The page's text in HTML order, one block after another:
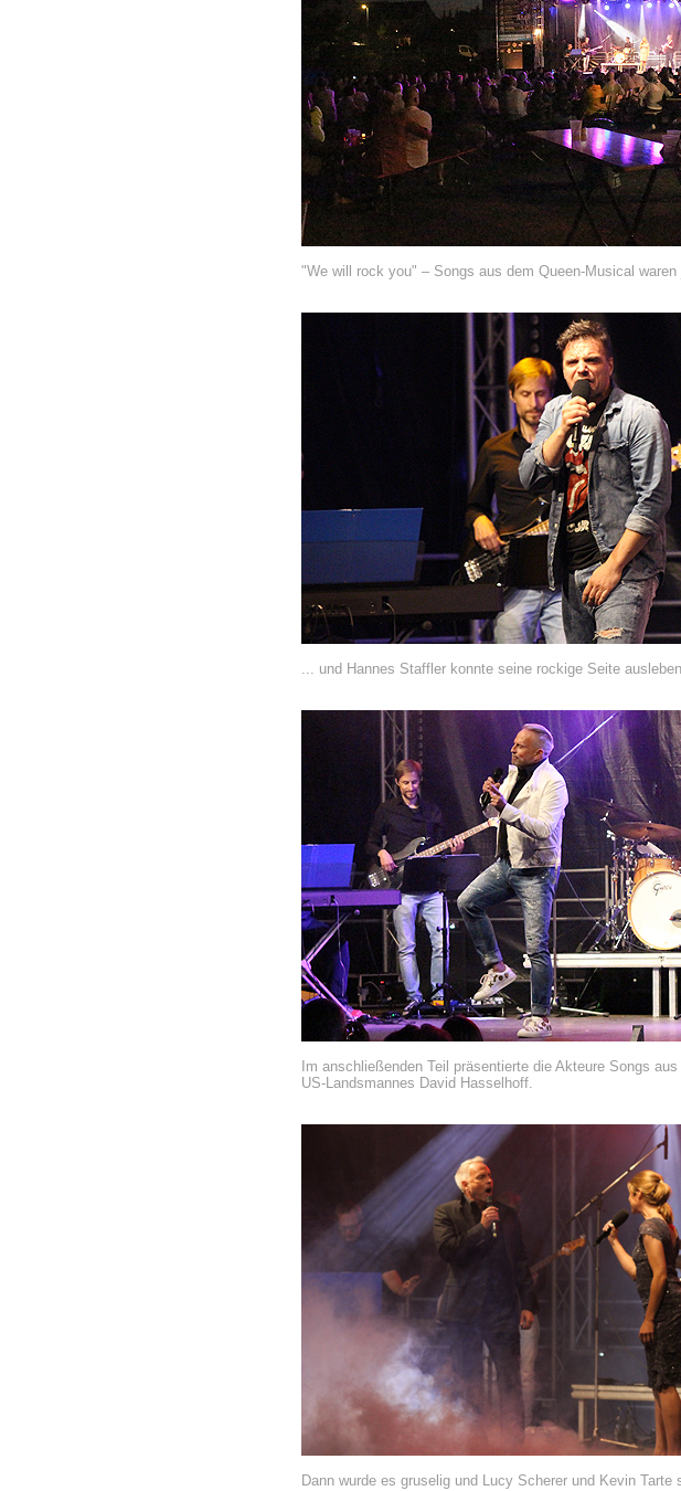
"We will rock you" – Songs aus dem Queen-Musical
... und Hannes Staffler konnte seine rockige Seite
Im anschließenden Teil präsentierte die Akteure Songs
US-Landsmannes David Hasselhoff.
Dann wurde es gruselig und Lucy Scherer und Kevin Tarte